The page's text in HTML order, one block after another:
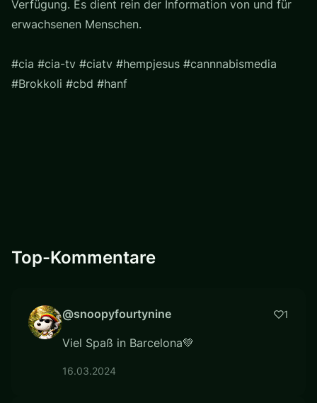
Verfügung. Es dient rein der Information von und für
erwachsenen Menschen.
#cia #cia-tv #ciatv #hempjesus #cannnabismedia
#Brokkoli #cbd #hanf
Top-Kommentare
@snoopyfourtynine 1
Viel Spaß in Barcelona💚
16.03.2024